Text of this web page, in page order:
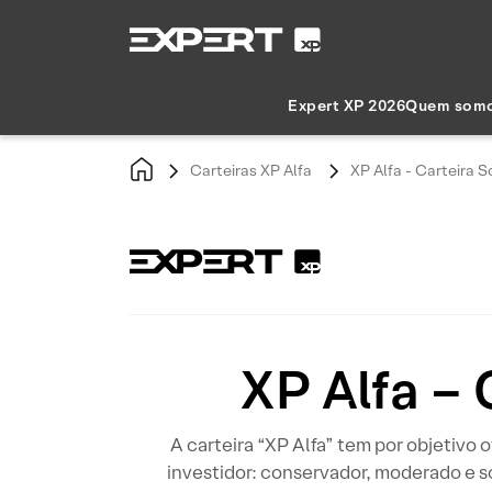
Expert XP 2026Quem
Carteiras XP Alfa XP Alfa - Carteira
XP Alfa –
A carteira “XP Alfa” tem por
investidor: conservador, moderado e